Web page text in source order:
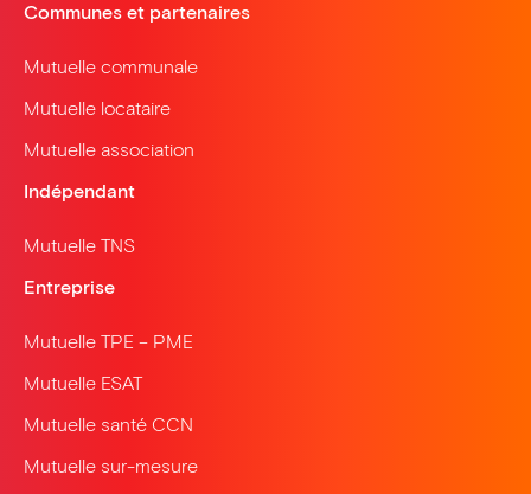
Communes et partenaires
Mutuelle communale
Mutuelle locataire
Mutuelle association
Indépendant
Mutuelle TNS
Entreprise
Mutuelle TPE – PME
Mutuelle ESAT
Mutuelle santé CCN
Mutuelle sur-mesure